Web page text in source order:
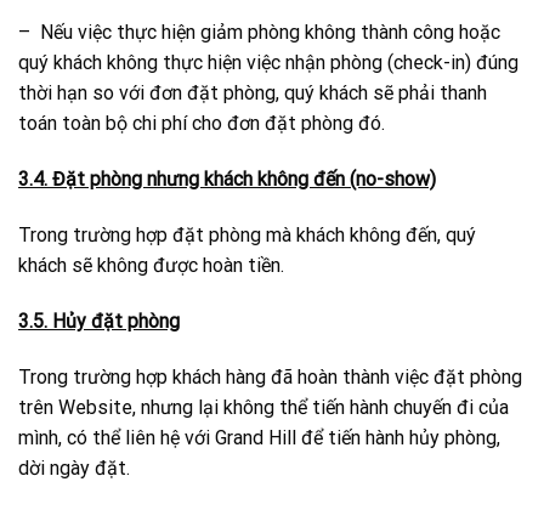
– Nếu việc thực hiện giảm phòng không thành công hoặc
quý khách không thực hiện việc nhận phòng (check-in) đúng
thời hạn so với đơn đặt phòng, quý khách sẽ phải thanh
toán toàn bộ chi phí cho đơn đặt phòng đó.
3.4. Đặt phòng nhưng khách không đến (no-show)
Trong trường hợp đặt phòng mà khách không đến, quý
khách sẽ không được hoàn tiền.
3.5. Hủy đặt phòng
Trong trường hợp khách hàng đã hoàn thành việc đặt phòng
trên Website, nhưng lại không thể tiến hành chuyến đi của
mình, có thể liên hệ với Grand Hill để tiến hành hủy phòng,
dời ngày đặt.